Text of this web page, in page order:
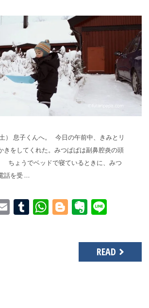
） 息子くんへ。 今日の午前中、きみとリ
きをしてくれた。みつぱぱは副鼻腔炎の頭
ちょうでベッドで寝ているときに、みつ
話を受 …
EmailTumblr
WhatsApp
Blogger
READ